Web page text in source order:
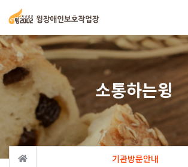
소통하는윙
기관방문안내